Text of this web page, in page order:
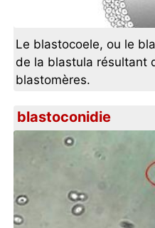
Le blastocoele, ou le
de la blastula résultant
blastomères.
blastoconidie